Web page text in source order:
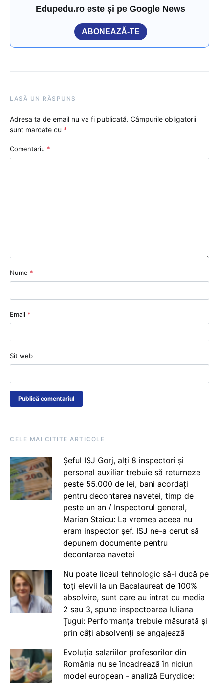
Edupedu.ro este și pe Google News
ABONEAZĂ-TE
LASĂ UN RĂSPUNS
Adresa ta de email nu va fi publicată. Câmpurile obligatorii
sunt marcate cu *
Comentariu *
Nume *
Email *
Sit web
CELE MAI CITITE ARTICOLE
Șeful ISJ Gorj, alți 8 inspectori și
personal auxiliar trebuie să returneze
peste 55.000 de lei, bani acordați
pentru decontarea navetei, timp de
peste un an / Inspectorul general,
Marian Staicu: La vremea aceea nu
eram inspector șef. ISJ ne-a cerut să
depunem documente pentru
decontarea navetei
Nu poate liceul tehnologic să-i ducă pe
toți elevii la un Bacalaureat de 100%
absolvire, sunt care au intrat cu media
2 sau 3, spune inspectoarea Iuliana
Țugui: Performanța trebuie măsurată și
prin câți absolvenți se angajează
Evoluția salariilor profesorilor din
România nu se încadrează în niciun
model european - analiză Eurydice: